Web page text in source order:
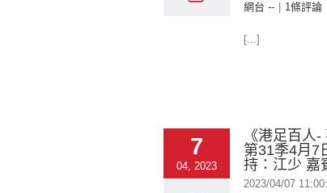
網台 --
1條評論
[...]
7
04, 2023
《港足百人-
第31季4月
持：江少 嘉
2023/04/07